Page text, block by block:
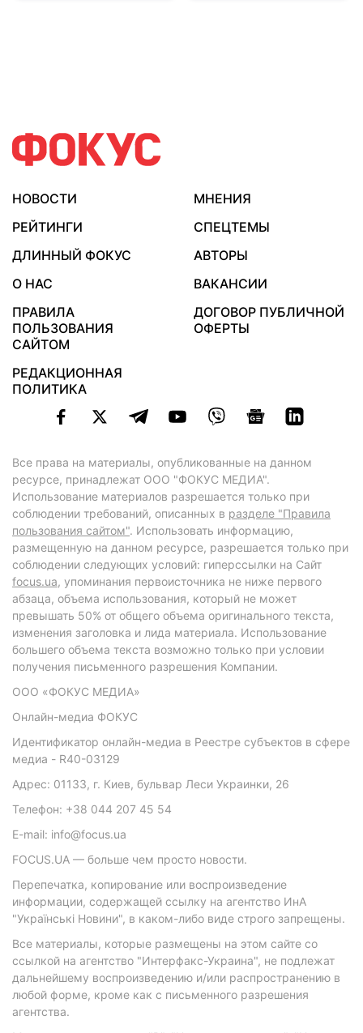
НОВОСТИ
МНЕНИЯ
РЕЙТИНГИ
СПЕЦТЕМЫ
ДЛИННЫЙ ФОКУС
АВТОРЫ
О НАС
ВАКАНСИИ
ПРАВИЛА
ПОЛЬЗОВАНИЯ
САЙТОМ
ДОГОВОР ПУБЛИЧНОЙ
ОФЕРТЫ
РЕДАКЦИОННАЯ
ПОЛИТИКА
Все права на материалы, опубликованные на данном
ресурсе, принадлежат ООО "ФОКУС МЕДИА".
Использование материалов разрешается только при
соблюдении требований, описанных в разделе "Правила
пользования сайтом". Использовать информацию,
размещенную на данном ресурсе, разрешается только при
соблюдении следующих условий: гиперссылки на Сайт
focus.ua, упоминания первоисточника не ниже первого
абзаца, объема использования, который не может
превышать 50% от общего объема оригинального текста,
изменения заголовка и лида материала. Использование
большего объема текста возможно только при условии
получения письменного разрешения Компании.
ООО «ФОКУС МЕДИА»
Онлайн-медиа ФОКУС
Идентификатор онлайн-медиа в Реестре субъектов в сфере
медиа - R40-03129
Адрес: 01133, г. Киев, бульвар Леси Украинки, 26
Телефон: +38 044 207 45 54
E-mail: info@focus.ua
FOCUS.UA — больше чем просто новости.
Перепечатка, копирование или воспроизведение
информации, содержащей ссылку на агентство ИнА
"Українські Новини", в каком-либо виде строго запрещены.
Все материалы, которые размещены на этом сайте со
ссылкой на агентство "Интерфакс-Украина", не подлежат
дальнейшему воспроизведению и/или распространению в
любой форме, кроме как с письменного разрешения
агентства.